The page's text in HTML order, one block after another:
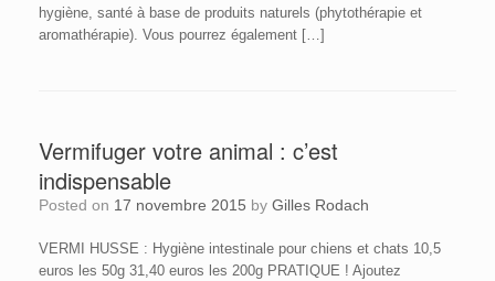
hygiène, santé à base de produits naturels (phytothérapie et
aromathérapie). Vous pourrez également […]
Vermifuger votre animal : c’est
indispensable
Posted on 17 novembre 2015 by Gilles Rodach
VERMI HUSSE : Hygiène intestinale pour chiens et chats 10,5
euros les 50g 31,40 euros les 200g PRATIQUE ! Ajoutez